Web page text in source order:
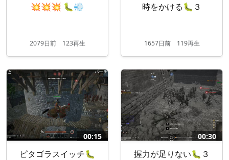
💥💥💥 🐛💨
2079日前123再生
時をかける🐛３
1657日前119再生
00:15
ピタゴラスイッチ🐛
00:30
握力が足りない🐛３